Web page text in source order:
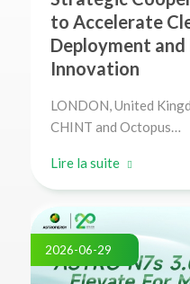
to Accelerate
Deployment
Innovation
LONDON, United
CHINT and Octopus…
Lire la suite
2026-06-29